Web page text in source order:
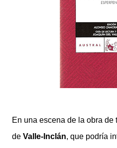
En una escena de la obra de
de Valle-Inclán, que podría